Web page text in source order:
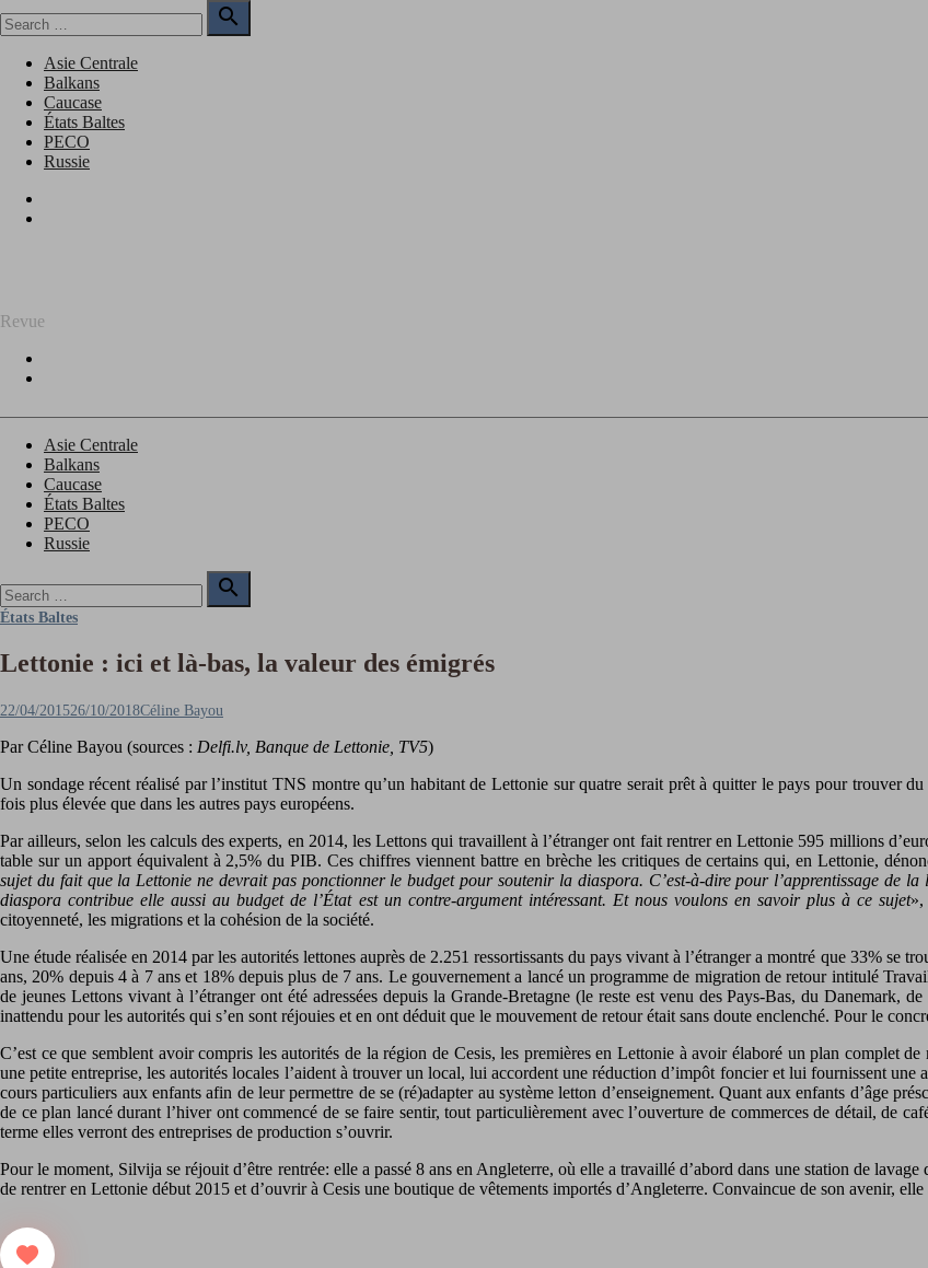
to
for:

Search
Asie Centrale
Balkans
Caucase
États Baltes
PECO
Russie
Revue
Asie Centrale
Balkans
Caucase
États Baltes
PECO
Russie
for:

Search
États Baltes
Lettonie : ici et là-bas, la valeur des émigrés
Posted
22/04/201526/10/2018Author
Céline Bayou
Par Céline Bayou (sources : Delfi.lv, Banque de Lettonie, TV5)
Un sondage récent réalisé par l’institut TNS montre qu’un habitant de Lettonie sur quatre serait prêt à quitter le pays pour trouver
fois plus élevée que dans les autres pays européens.
Par ailleurs, selon les calculs des experts, en 2014, les Lettons qui travaillent à l’étranger ont fait rentrer en Lettonie 595 millions
table sur un apport équivalent à 2,5% du PIB. Ces chiffres viennent battre en brèche les critiques de certains qui, en Lettonie,
sujet du fait que la Lettonie ne devrait pas ponctionner le budget pour soutenir la diaspora. C’est-à-dire pour l’apprentissage de
diaspora contribue elle aussi au budget de l’État est un contre-argument intéressant. Et nous voulons en savoir plus à ce sujet»,
citoyenneté, les migrations et la cohésion de la société.
Une étude réalisée en 2014 par les autorités lettones auprès de 2.251 ressortissants du pays vivant à l’étranger a montré que 33% se
ans, 20% depuis 4 à 7 ans et 18% depuis plus de 7 ans. Le gouvernement a lancé un programme de migration de retour intitulé
de jeunes Lettons vivant à l’étranger ont été adressées depuis la Grande-Bretagne (le reste est venu des Pays-Bas, du Danemark,
inattendu pour les autorités qui s’en sont réjouies et en ont déduit que le mouvement de retour était sans doute enclenché. Pour le
C’est ce que semblent avoir compris les autorités de la région de Cesis, les premières en Lettonie à avoir élaboré un plan complet
une petite entreprise, les autorités locales l’aident à trouver un local, lui accordent une réduction d’impôt foncier et lui fournissent
cours particuliers aux enfants afin de leur permettre de se (ré)adapter au système letton d’enseignement. Quant aux enfants d’âge
de ce plan lancé durant l’hiver ont commencé de se faire sentir, tout particulièrement avec l’ouverture de commerces de détail, de
terme elles verront des entreprises de production s’ouvrir.
Pour le moment, Silvija se réjouit d’être rentrée: elle a passé 8 ans en Angleterre, où elle a travaillé d’abord dans une station de
de rentrer en Lettonie début 2015 et d’ouvrir à Cesis une boutique de vêtements importés d’Angleterre. Convaincue de son avenir,